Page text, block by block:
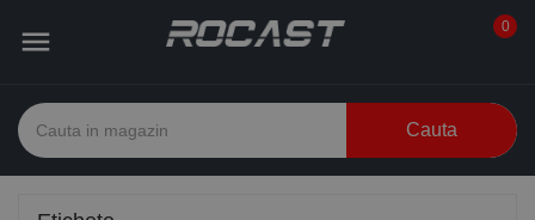
 0
Cauta